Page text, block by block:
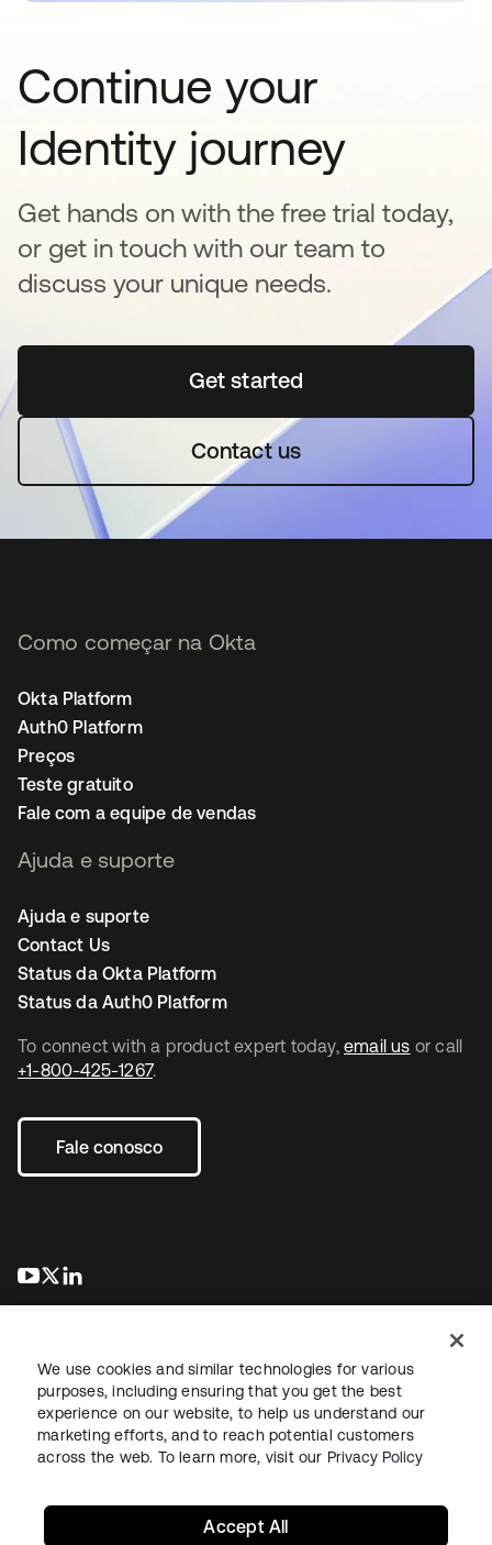
Continue your
Identity journey
Get hands on with the free trial today,
or get in touch with our team to
discuss your unique needs.
Get startedabre em uma nova guia
Contact us
To connect with a product expert today, email us or call
+1-800-425-1267.
Fale conosco
abre em uma nova guia
abre em uma nova guia
Como começar na Okta
Okta Platform
Auth0 Platform
Preços
Teste gratuito
Fale com a equipe de vendas
Ajuda e suporte
Ajuda e suporte
Contact Us
Status da Okta Platform
Status da Auth0 Platform
JurídicoPolítica de privacidadeTermos do siteSegurança
Mapa do sitePreferências de cookies
We use cookies and similar technologies for various
purposes, including ensuring that you get the best
experience on our website, to help us understand our
marketing efforts, and to reach potential customers
across the web. To learn more, visit our Privacy Policy
Accept All